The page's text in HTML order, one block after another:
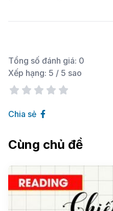
Tổng số đánh giá: 0
Xếp hạng: 5 / 5 sao
Chia sẻ
Cùng chủ đề